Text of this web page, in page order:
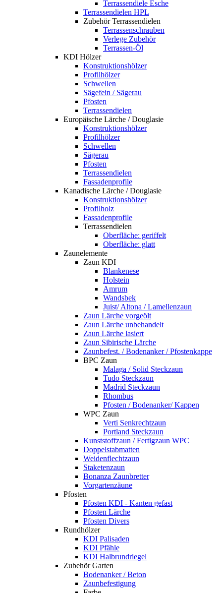
Terrassendiele Esche
Terrassendielen HPL
Zubehör Terrassendielen
Terrassenschrauben
Verlege Zubehör
Terrassen-Öl
KDI Hölzer
Konstruktionshölzer
Profilhölzer
Schwellen
Sägefein / Sägerau
Pfosten
Terrassendielen
Europäische Lärche / Douglasie
Konstruktionshölzer
Profilhölzer
Schwellen
Sägerau
Pfosten
Terrassendielen
Fassadenprofile
Kanadische Lärche / Douglasie
Konstruktionshölzer
Profilholz
Fassadenprofile
Terrassendielen
Oberfläche: geriffelt
Oberfläche: glatt
Zaunelemente
Zaun KDI
Blankenese
Holstein
Amrum
Wandsbek
Juist/ Altona / Lamellenzaun
Zaun Lärche vorgeölt
Zaun Lärche unbehandelt
Zaun Lärche lasiert
Zaun Sibirische Lärche
Zaunbefest. / Bodenanker / Pfostenkappe
BPC Zaun
Malaga / Solid Steckzaun
Tudo Steckzaun
Madrid Steckzaun
Rhombus
Pfosten / Bodenanker/ Kappen
WPC Zaun
Verti Senkrechtzaun
Portland Steckzaun
Kunststoffzaun / Fertigzaun WPC
Doppelstabmatten
Weidenflechtzaun
Staketenzaun
Bonanza Zaunbretter
Vorgartenzäune
Pfosten
Pfosten KDI - Kanten gefast
Pfosten Lärche
Pfosten Divers
Rundhölzer
KDI Palisaden
KDI Pfähle
KDI Halbrundriegel
Zubehör Garten
Bodenanker / Beton
Zaunbefestigung